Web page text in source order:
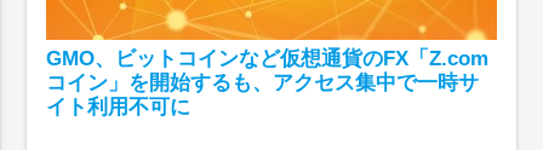
GMO、ビットコインなど仮想通貨のFX「Z.com
コイン」を開始するも、アクセス集中で一時サ
イト利用不可に